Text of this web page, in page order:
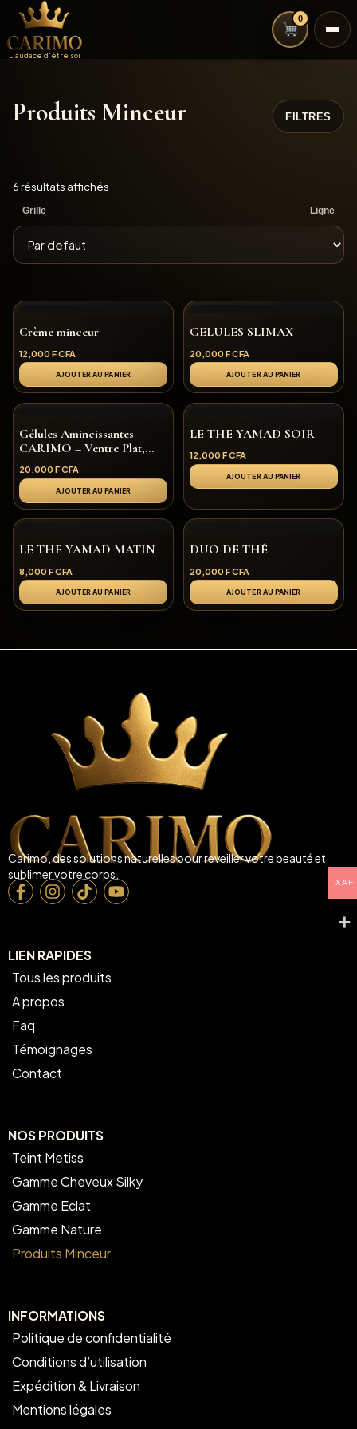
L'audace d'être soi
0
Produits Minceur FILTRES
6 résultats affichés
Grille Ligne
Crème minceur
12,000 F CFA
AJOUTER AU PANIER
GELULES SLIMAX
20,000 F CFA
AJOUTER AU PANIER
Gélules Amincissantes
CARIMO – Ventre Plat,
CARIMO – Ventre Plat,
Silhouette Affinée & Routine
Minceur Affinée & Routine
Minceur
20,000 F CFA
AJOUTER AU PANIER
LE THE YAMAD SOIR
12,000 F CFA
AJOUTER AU PANIER
LE THE YAMAD MATIN
8,000 F CFA
AJOUTER AU PANIER
DUO DE THÉ
20,000 F CFA
AJOUTER AU PANIER
Carimo, des solutions naturelles pour reveiller votre beauté et
sublimer votre corps.
LIEN RAPIDES
Tous les produits
A propos
Faq
Témoignages
Contact
NOS PRODUITS
Teint Metiss
Gamme Cheveux Silky
Gamme Eclat
Gamme Nature
Produits Minceur
INFORMATIONS
Politique de confidentialité
Conditions d’utilisation
Expédition & Livraison
Mentions légales
XAF